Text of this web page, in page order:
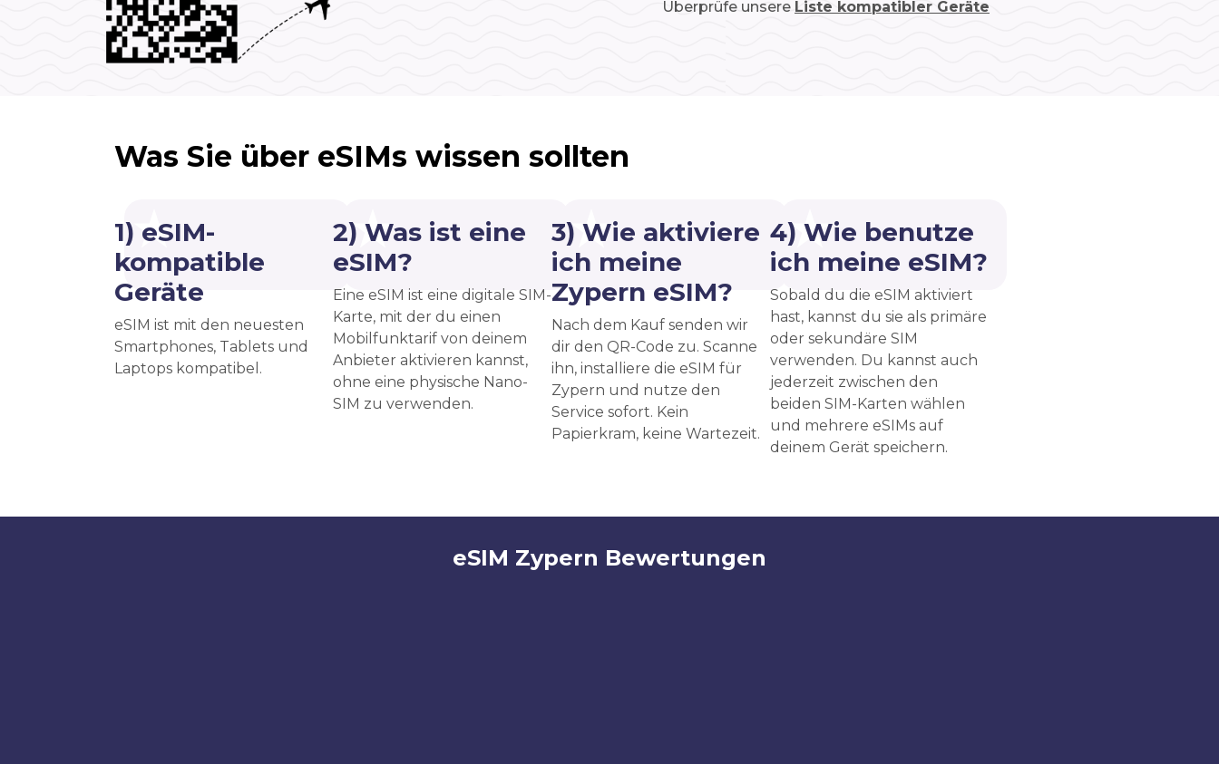
Überprüfe unsere Liste kompatibler Geräte
Was Sie über eSIMs wissen sollten
1) eSIM-
kompatible
Geräte
eSIM ist mit den neuesten
Smartphones, Tablets und
Laptops kompatibel.
2) Was ist eine
eSIM?
Eine eSIM ist eine digitale SIM-
Karte, mit der du einen
Mobilfunktarif von deinem
Anbieter aktivieren kannst,
ohne eine physische Nano-
SIM zu verwenden.
3) Wie aktiviere
ich meine
Zypern eSIM?
Nach dem Kauf senden wir
dir den QR-Code zu. Scanne
ihn, installiere die eSIM für
Zypern und nutze den
Service sofort. Kein
Papierkram, keine Wartezeit.
4) Wie benutze
ich meine eSIM?
Sobald du die eSIM aktiviert
hast, kannst du sie als primäre
oder sekundäre SIM
verwenden. Du kannst auch
jederzeit zwischen den
beiden SIM-Karten wählen
und mehrere eSIMs auf
deinem Gerät speichern.
eSIM Zypern Bewertungen